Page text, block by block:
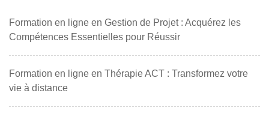
Formation en ligne en Gestion de Projet : Acquérez les
Compétences Essentielles pour Réussir
Formation en ligne en Thérapie ACT : Transformez votre
vie à distance